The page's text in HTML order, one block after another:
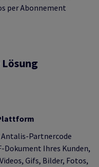
per Abonnement
Antalis-Partnercode
Dokument Ihres Kunden,
Gifs, Bilder, Fotos,